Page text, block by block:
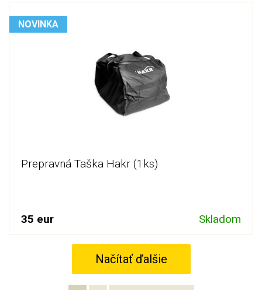
NOVINKA
Prepravná Taška Hakr (1ks)
35 eur Skladom
Načítať ďalšie